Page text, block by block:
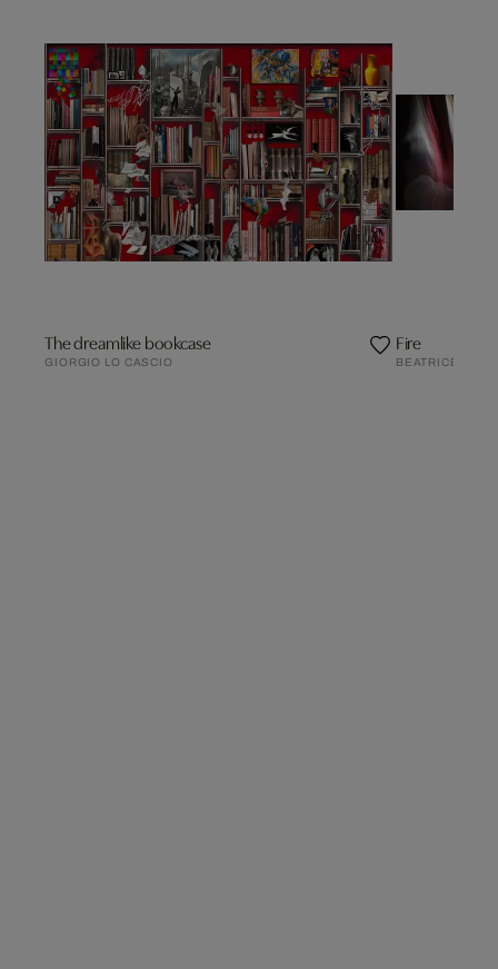
The dreamlike bookcase
GIORGIO LO CASCIO
Fire
BEATRICE HUG